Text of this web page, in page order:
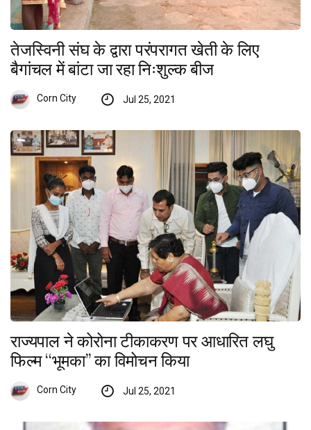
तेजस्विनी संघ के द्वारा परंपरागत खेती के लिए
बैगांचल में बांटा जा रहा निःशुल्क बीज
Corn City Jul 25, 2021
राज्यपाल ने कोरोना टीकाकरण पर आधारित लघु
फिल्म ‘‘भूमका’’ का विमोचन किया
Corn City Jul 25, 2021